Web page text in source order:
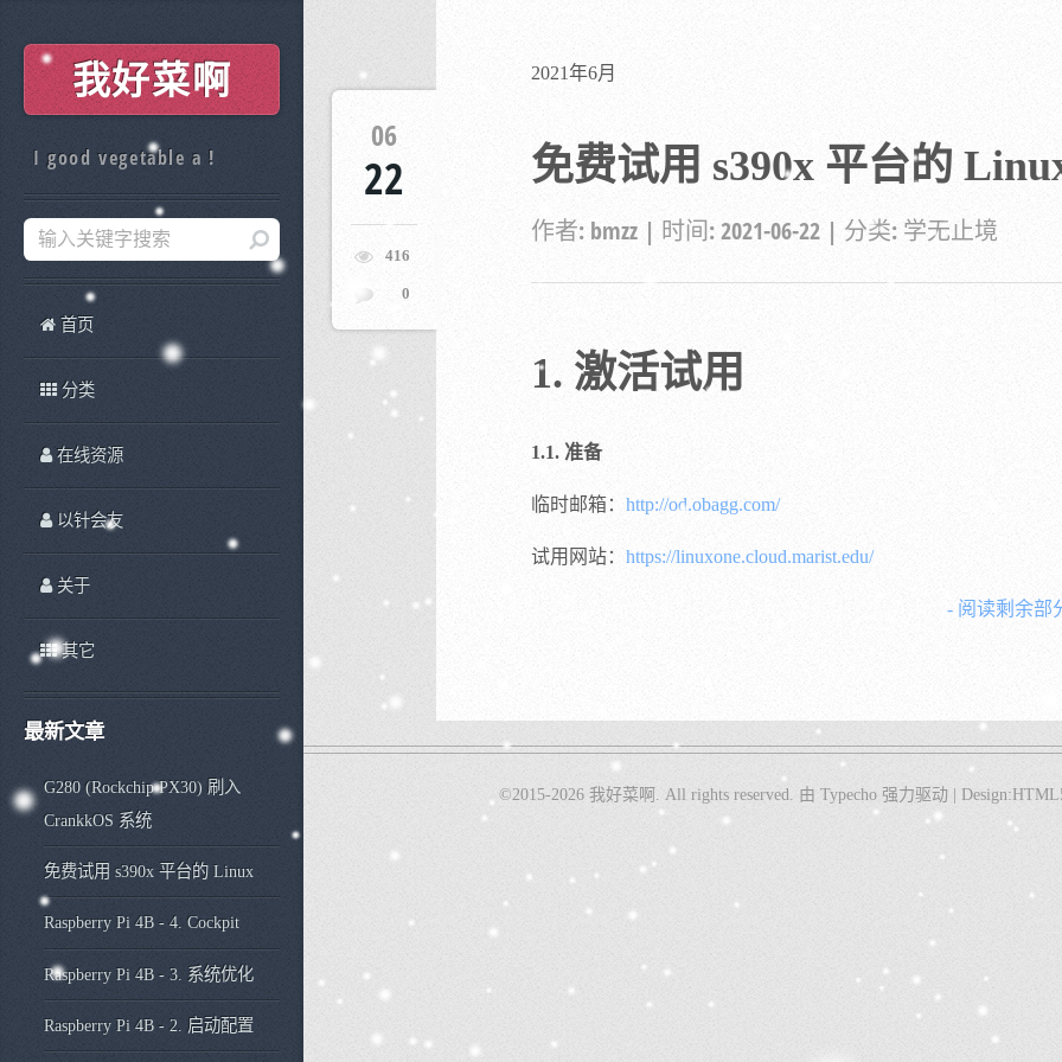
我好菜啊
I good vegetable a !
首页
分类
在线资源
以针会友
关于
其它
最新文章
G280 (Rockchip PX30) 刷入
CrankkOS 系统
免费试用 s390x 平台的 Linux
Raspberry Pi 4B - 4. Cockpit
Raspberry Pi 4B - 3. 系统优化
Raspberry Pi 4B - 2. 启动配置
2021年6月
免费试用 s390x 平台的
作者: bmzz | 时间:2021-06-22 | 分类: 学无止境
06
22
416
0
1. 激活试用
1.1. 准备
临时邮箱： http://od.obagg.com/
试用网站： https://linuxone.cloud.marist.edu/
- 阅读剩余部
©2015-2026 我好菜啊 . All rights reserved. 由 Typecho 强力驱动 | Design: